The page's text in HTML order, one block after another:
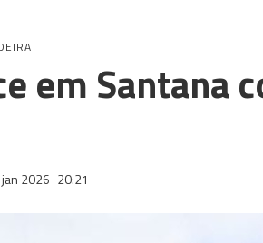
em Santana
2026 20:21